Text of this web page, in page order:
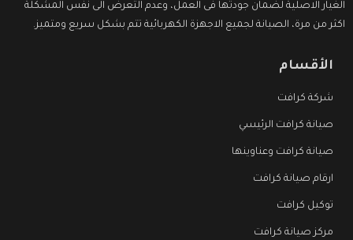
الغيار الاصلية لضمان جودتها فى العمل، وعدم التعرض الى نفس المشكلة
اكثر من مرة، الصيانة لجميع الاجهزة الكهربائية تتم بشكل سريع ومتميز.
الأقسام
شركة كرافت
صيانة كرافت الرئيسي
صيانة كرافت وعناوينها
ارقام صيانة كرافت
توكيل كرافت
مركز صيانة كرافت